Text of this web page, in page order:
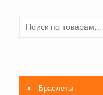
Браслеты